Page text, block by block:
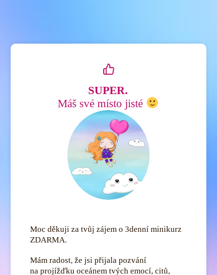
SUPER.
Máš své místo jisté
Moc děkuji za tvůj zájem o 3denní minikurz
ZDARMA.
Mám radost, že jsi přijala pozvání
na projížďku oceánem tvých emocí, citů,